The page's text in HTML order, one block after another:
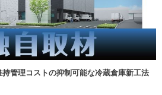
持管理コストの抑制可能な冷蔵倉庫新工法